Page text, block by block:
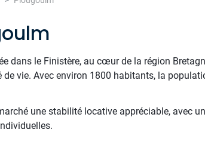
dans le Finistère, au cœur de la région
vie. Avec environ 1800 habitants, la
une stabilité locative appréciable, avec